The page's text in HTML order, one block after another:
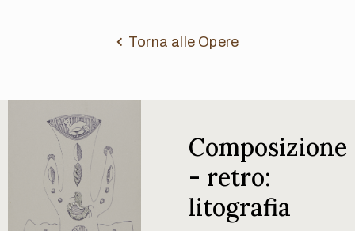
critici
Contatti
Torna alle Opere
Composizione
- retro:
litografia